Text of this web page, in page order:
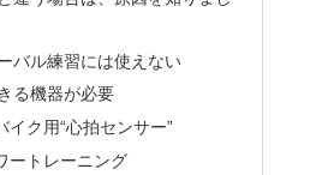
バル練習には使えない
る機器が必要
イク用“心拍センサー”
ートレーニング